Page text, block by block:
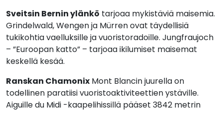
Sveitsin Bernin ylänkö tarjoaa mykistäviä maisemia.
Grindelwald, Wengen ja Mürren ovat täydellisiä
tukikohtia vaelluksille ja vuoristoradoille. Jungfraujoch
– ”Euroopan katto” – tarjoaa ikilumiset maisemat
keskellä kesää.
Ranskan Chamonix Mont Blancin juurella on
todellinen paratiisi vuoristoaktiviteettien ystäville.
Aiguille du Midi -kaapelihissillä pääset 3842 metrin